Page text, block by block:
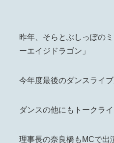
昨年、そらとぶしっぽの
ーエイジドラゴン」
今年度最後のダンスライ
ダンスの他にもトークラ
理事長の奈良橋もMCで